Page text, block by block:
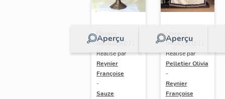
Aperçu
IM04000607 |
Réalisé par
Reynier
Françoise
-
Sauze
Aperçu
IM04000313 |
Réalisé par
Pelletier Olivia
-
Reynier
Françoise